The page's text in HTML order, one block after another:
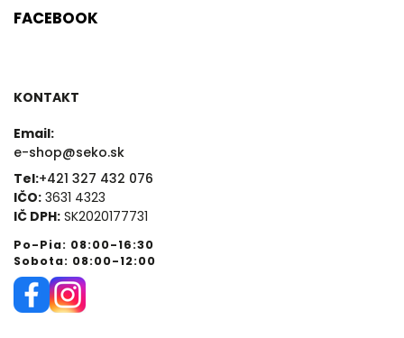
FACEBOOK
KONTAKT
Email:
e-shop@seko.sk
Tel:+421 327 432 076
IČO: 3631 4323
IČ DPH: SK2020177731
Po-Pia: 08:00-16:30
Sobota: 08:00-12:00